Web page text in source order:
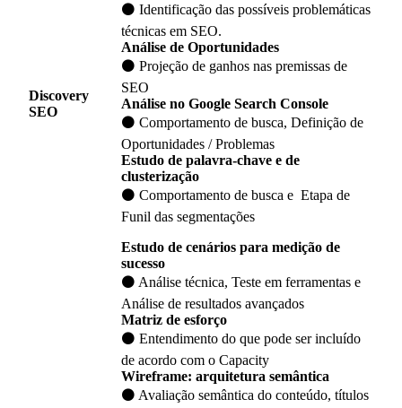
Discovery
SEO
⚫ Identificação das possíveis problemáticas
técnicas em SEO.
Análise de Oportunidades
⚫ Projeção de ganhos nas premissas de
SEO
Análise no Google Search Console
⚫ Comportamento de busca, Definição de
Oportunidades / Problemas
Estudo de palavra-chave e de
clusterização
⚫ Comportamento de busca e Etapa de
Funil das segmentações
Estudo de cenários para medição de
sucesso
⚫ Análise técnica, Teste em ferramentas e
Análise de resultados avançados
Matriz de esforço
⚫ Entendimento do que pode ser incluído
de acordo com o Capacity
Wireframe: arquitetura semântica
⚫ Avaliação semântica do conteúdo, títulos